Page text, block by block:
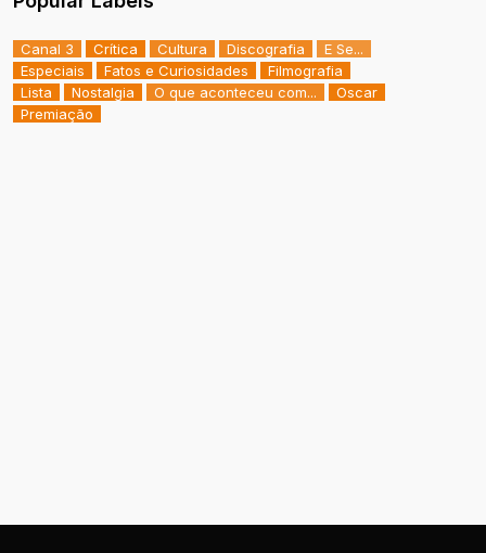
Canal 3 Crítica Cultura Discografia
E Se...
Especiais
Fatos e Curiosidades
Filmografia
Lista
Nostalgia O que aconteceu com...
Oscar
Premiação